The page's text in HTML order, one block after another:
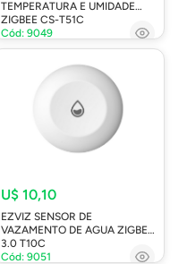
TEMPERATURA E UMIDADE
ZIGBEE CS-T51C
Cód: 9049
U$ 10,10
EZVIZ SENSOR DE
VAZAMENTO DE AGUA ZIGBEE
3.0 T10C
Cód: 9051